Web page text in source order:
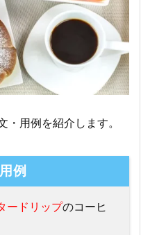
・用例を紹介します。
例
ードリップのコーヒ